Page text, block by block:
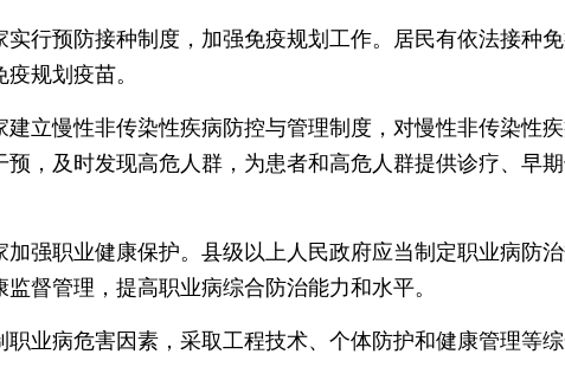
预防接种制度，加强免疫规划工作。居民有依法接种免
规划疫苗。
慢性非传染性疾病防控与管理制度，对慢性非传染性疾
，及时发现高危人群，为患者和高危人群提供诊疗、早
职业健康保护。县级以上人民政府应当制定职业病防治
督管理，提高职业病综合防治能力和水平。
病危害因素，采取工程技术、个体防护和健康管理等